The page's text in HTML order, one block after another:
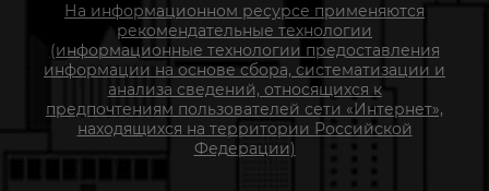
На информационном ресурсе применяются
рекомендательные технологии
(информационные технологии предоставления
информации на основе сбора, систематизации и
анализа сведений, относящихся к
предпочтениям пользователей сети «Интернет»,
находящихся на территории Российской
Федерации)